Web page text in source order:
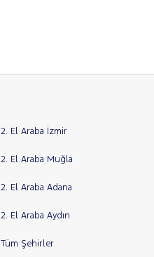
2. El Araba İzmir
2. El Araba Muğla
2. El Araba Adana
2. El Araba Aydın
Tüm Şehirler